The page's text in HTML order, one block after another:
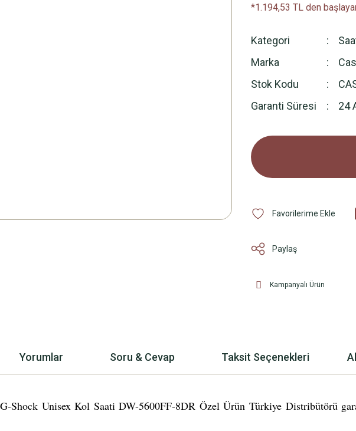
*1.194,53 TL den
Kategori
Marka
Stok Kodu
Garanti Süresi
24
Paylaş
Kampanyalı Ürün
Yorumlar Soru & Cevap Taksit Seçenekleri
Shock Unisex Kol Saati DW-5600FF-8DR Özel Ürün Türkiye Distribütörü